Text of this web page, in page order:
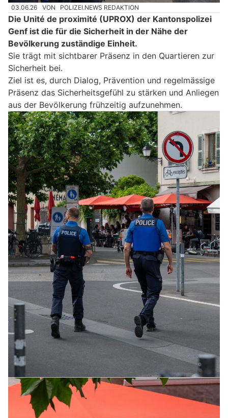
03.06.26 VON POLIZEI.NEWS REDAKTION
Die Unité de proximité (UPROX) der Kantonspolizei
Genf ist die für die Sicherheit in der Nähe der
Bevölkerung zuständige Einheit.
Sie trägt mit sichtbarer Präsenz in den Quartieren zur
Sicherheit bei.
Ziel ist es, durch Dialog, Prävention und regelmässige
Präsenz das Sicherheitsgefühl zu stärken und Anliegen
aus der Bevölkerung frühzeitig aufzunehmen.